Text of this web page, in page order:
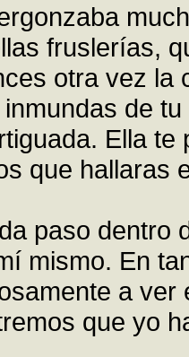
fruslerías,
otra vez
de
Ella
que hallaras
paso dentro
mismo. En
a
que yo